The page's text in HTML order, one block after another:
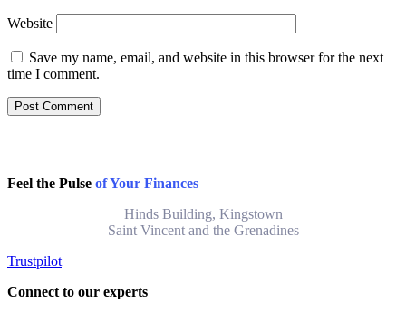
Website
Save my name, email, and website in this browser for the next
time I comment.
Feel the Pulse of Your Finances
Hinds Building, Kingstown
Saint Vincent and the Grenadines
Trustpilot
Connect to our experts